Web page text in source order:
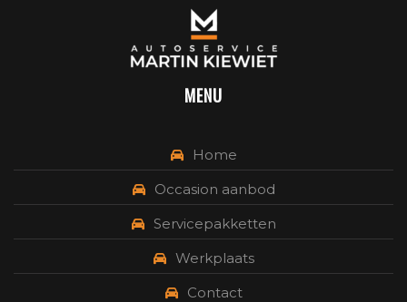
MENU
Home
Occasion aanbod
Servicepakketten
Werkplaats
Contact